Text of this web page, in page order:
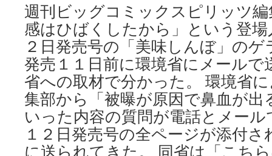
週刊ビッグコミックスピリッツ
感はひばくしたから」という登
２日発売号の「美味しんぼ」の
発売１１日前に環境省にメール
省への取材で分かった。 環境省
集部から「被曝が原因で鼻血が
いった内容の質問が電話とメー
１２日発売号の全ページが添付
に送られてきた。 同省は「こち